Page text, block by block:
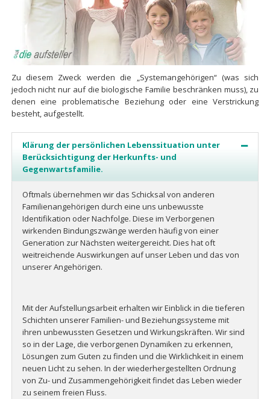
Zu diesem Zweck werden die „Systemangehörigen“ (was sich
jedoch nicht nur auf die biologische Familie beschränken muss), zu
denen eine problematische Beziehung oder eine Verstrickung
besteht, aufgestellt.
Klärung der persönlichen Lebenssituation unter
Berücksichtigung der Herkunfts- und
Gegenwartsfamilie.
Oftmals übernehmen wir das Schicksal von anderen
Familienangehörigen durch eine uns unbewusste
Identifikation oder Nachfolge. Diese im Verborgenen
wirkenden Bindungszwänge werden häufig von einer
Generation zur Nächsten weitergereicht. Dies hat oft
weitreichende Auswirkungen auf unser Leben und das von
unserer Angehörigen.
Mit der Aufstellungsarbeit erhalten wir Einblick in die tieferen
Schichten unserer Familien- und Beziehungssysteme mit
ihren unbewussten Gesetzen und Wirkungskräften. Wir sind
so in der Lage, die verborgenen Dynamiken zu erkennen,
Lösungen zum Guten zu finden und die Wirklichkeit in einem
neuen Licht zu sehen. In der wiederhergestellten Ordnung
von Zu- und Zusammengehörigkeit findet das Leben wieder
zu seinem freien Fluss.